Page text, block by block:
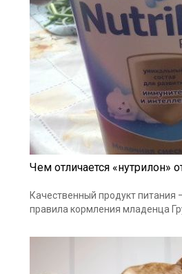
Чем отличается «нутрилон»
Качественный продукт
правила кормления младенца